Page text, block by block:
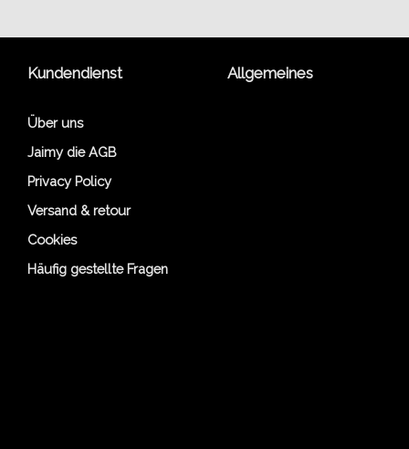
Kundendienst
Über uns
Jaimy die AGB
Privacy Policy
Versand & retour
Cookies
Häufig gestellte Fragen
Allgemeines